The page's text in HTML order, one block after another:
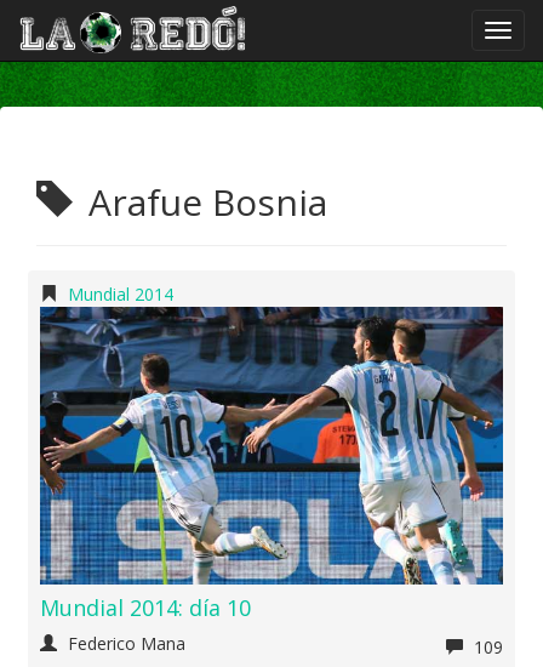
Arafue Bosnia
Mundial 2014
Mundial 2014: día 10
Federico Mana
109